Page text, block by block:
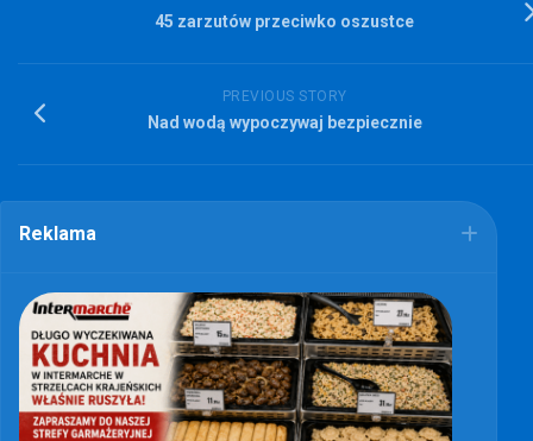
45 zarzutów przeciwko oszustce
PREVIOUS STORY
Nad wodą wypoczywaj bezpiecznie
Reklama